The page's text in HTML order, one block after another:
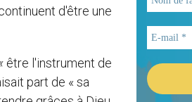
d'être une
être l'instrument de
part de « sa